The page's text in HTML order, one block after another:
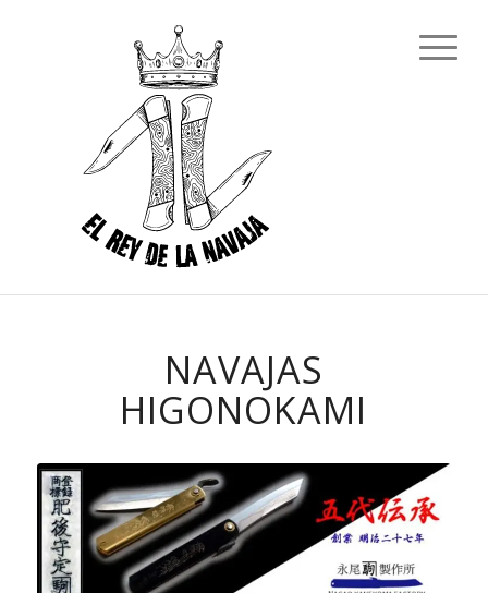
NAVAJAS
HIGONOKAMI